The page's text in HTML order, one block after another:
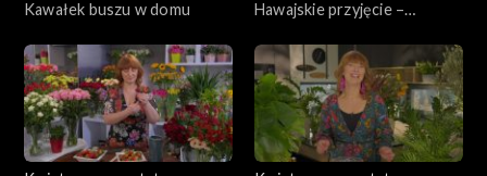
Kawałek buszu w domu
Hawajskie przyjęcie –